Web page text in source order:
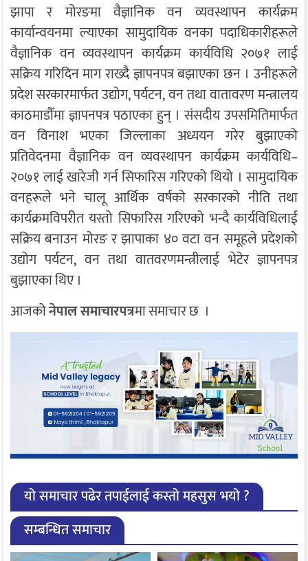
झापा र मोरङमा वैज्ञानिक वन व्यवस्थापन कार्यक्रम
कार्यान्वयनमा ल्याएका सामुदायिक वनका पदाधिकारीहरूले
वैज्ञानिक वन व्यवस्थापन कार्यक्रम कार्यविधि २०७१ लाई
सक्रिय गरिदिन माग राख्दै ज्ञापनपत्र बझाएका छन । उनीहरूले
प्रदेश सरकारमार्फत उद्योग, पर्यटन, वन तथा वातावरण मन्त्रालय
काठमाडौँमा ज्ञापनपत्र पठाएका हुन् । संसदीय उपसमितिमार्फत
वन विनाश भएका जिल्लाका अध्ययन गरेर बुझाएको
प्रतिवेदनमा वैज्ञानिक वन व्यवस्थापन कार्यक्रम कार्यविधि–
२०७१ लाई खारेजी गर्न सिफारिस गरिएको थियो । सामुदायिक
वनहरूले भने चालू आर्थिक वर्षको सरकारको नीति तथा
कार्यक्रमविपरीत यस्तो सिफारिस गरिएको भन्दै कार्यविधिलाई
सक्रिय बनाउन मोरङ र झापाका ४० वटा वन समूहले प्रदेशको
उद्योग पर्यटन, वन तथा वातवरणमन्त्रीलाई भेटेर ज्ञापनपत्र
बुझाएका थिए ।
आजकोनेपाल समाचारपत्रमा समाचार छ ।
यो समाचार पढेर तपाईलाई कस्तो महसुस भयो ?
सम्बन्धित समाचार